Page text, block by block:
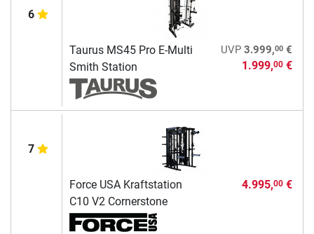
6
Taurus MS45 Pro E-Multi
Smith Station
UVP 3.999,00€
1.999,00€
7
Force USA Kraftstation
C10 V2 Cornerstone
4.995,00€